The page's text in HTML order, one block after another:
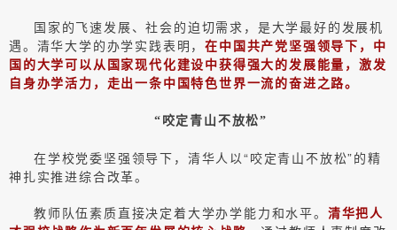
国家的飞速发展、社会的迫切需求，是大学最好的发展机
遇。清华大学的办学实践表明，在中国共产党坚强领导下，中
国的大学可以从国家现代化建设中获得强大的发展能量，激发
自身办学活力，走出一条中国特色世界一流的奋进之路。
“咬定青山不放松”
在学校党委坚强领导下，清华人以“咬定青山不放松”的精
神扎实推进综合改革。
教师队伍素质直接决定着大学办学能力和水平。 清华把人